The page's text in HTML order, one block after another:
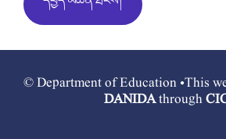
© Department of Education •This
DANIDAthrough